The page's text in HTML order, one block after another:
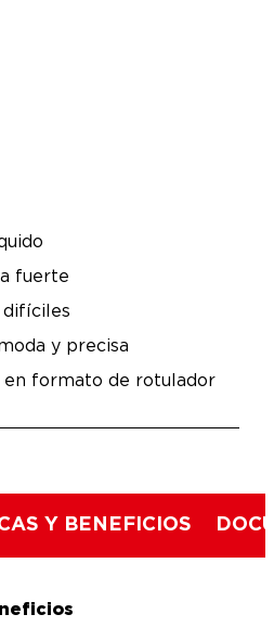
fuerte
difíciles
y precisa
en formato de rotulador
Y BENEFICIOS